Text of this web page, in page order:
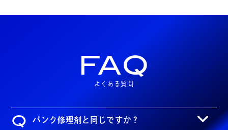
FAQ
よくある質問
Q パンク修理剤と同じですか？